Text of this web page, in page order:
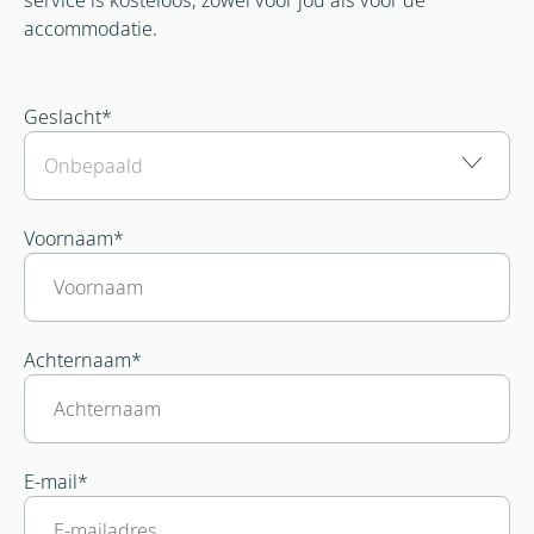
accommodatie.
Geslacht*
Voornaam*
Achternaam*
E-mail*